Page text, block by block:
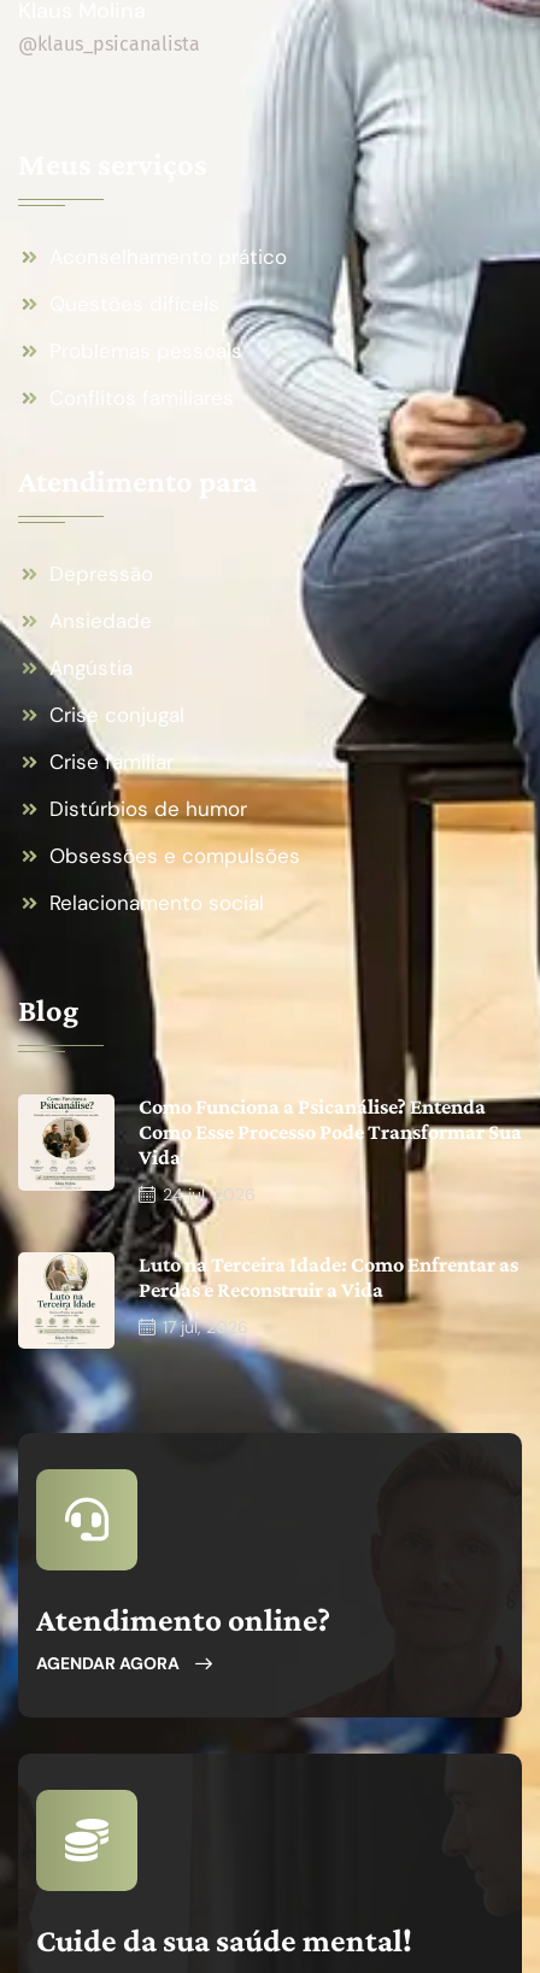
@klaus_psicanalista
Aconselhamento prático
Problemas pessoais
Atendimento para
Depressão
Ansiedade
Angústia
Crise conjugal
Crise familiar
Distúrbios de humor
Obsessões e compulsões
Relacionamento social
Blog
Como Funciona a Psicanálise? Entenda
Como Esse Processo Pode Transformar Sua
Vida
24 jul, 2026
Luto na Terceira Idade: Como Enfrentar as
Perdas e Reconstruir a Vida
17 jul, 2026
Atendimento online?
AGENDAR AGORA
Cuide da sua saúde mental!